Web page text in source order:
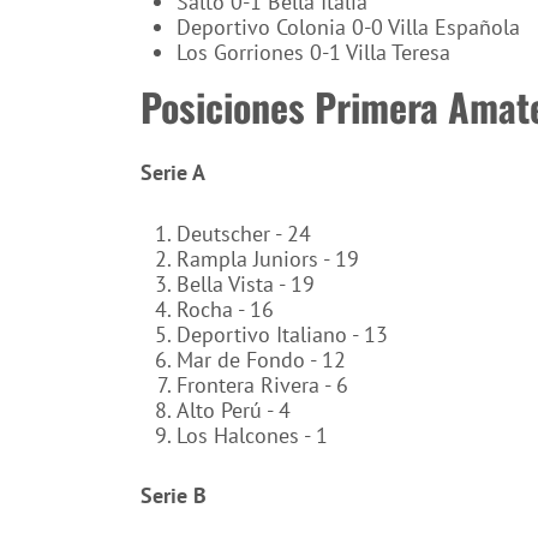
Deportivo Colonia 0-0 Villa Española
Los Gorriones 0-1 Villa Teresa
Posiciones Primera
Serie A
Deutscher - 24
Rampla Juniors - 19
Bella Vista - 19
Rocha - 16
Deportivo Italiano - 13
Mar de Fondo - 12
Frontera Rivera - 6
Alto Perú - 4
Los Halcones - 1
Serie B